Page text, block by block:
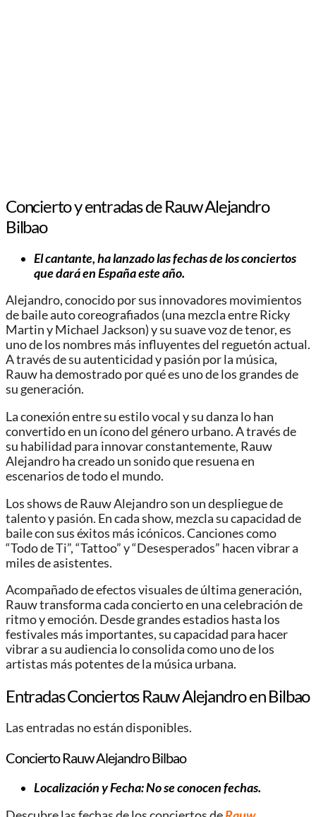
Concierto y entradas de Rauw Alejandro
Bilbao
El cantante, ha lanzado las fechas de los conciertos
que dará en España este año.
Alejandro, conocido por sus innovadores movimientos
de baile auto coreografiados (una mezcla entre Ricky
Martin y Michael Jackson) y su suave voz de tenor, es
uno de los nombres más influyentes del reguetón actual.
A través de su autenticidad y pasión por la música,
Rauw ha demostrado por qué es uno de los grandes de
su generación.
La conexión entre su estilo vocal y su danza lo han
convertido en un ícono del género urbano. A través de
su habilidad para innovar constantemente, Rauw
Alejandro ha creado un sonido que resuena en
escenarios de todo el mundo.
Los shows de Rauw Alejandro son un despliegue de
talento y pasión. En cada show, mezcla su capacidad de
baile con sus éxitos más icónicos. Canciones como
“Todo de Ti”, “Tattoo” y “Desesperados” hacen vibrar a
miles de asistentes.
Acompañado de efectos visuales de última generación,
Rauw transforma cada concierto en una celebración de
ritmo y emoción. Desde grandes estadios hasta los
festivales más importantes, su capacidad para hacer
vibrar a su audiencia lo consolida como uno de los
artistas más potentes de la música urbana.
Entradas Conciertos Rauw Alejandro en Bilbao
Las entradas no están disponibles.
Concierto Rauw Alejandro Bilbao
Localización y Fecha: No se conocen fechas.